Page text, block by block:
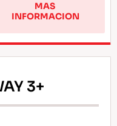
MAS
INFORMACION
3+